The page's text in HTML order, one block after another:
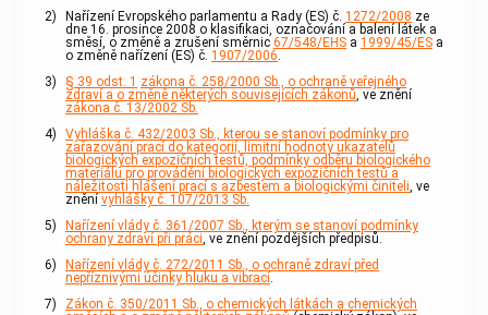
2)
Nařízení Evropského parlamentu a Rady (ES) č. 1272/2008 ze
dne 16. prosince 2008 o klasifikaci, označování a balení látek a
směsí, o změně a zrušení směrnic 67/548/EHS a 1999/45/ES a
o změně nařízení (ES) č. 1907/2006.
3)
§ 39 odst. 1 zákona č. 258/2000 Sb., o ochraně veřejného
zdraví a o změně některých souvisejících zákonů, ve znění
zákona č. 13/2002 Sb.
4)
Vyhláška č. 432/2003 Sb., kterou se stanoví podmínky pro
zařazování prací do kategorií, limitní hodnoty ukazatelů
biologických expozičních testů, podmínky odběru biologického
materiálu pro provádění biologických expozičních testů a
náležitosti hlášení prací s azbestem a biologickými činiteli, ve
znění vyhlášky č. 107/2013 Sb.
5)
Nařízení vlády č. 361/2007 Sb., kterým se stanoví podmínky
ochrany zdraví při práci, ve znění pozdějších předpisů.
6)
Nařízení vlády č. 272/2011 Sb., o ochraně zdraví před
nepříznivými účinky hluku a vibrací.
7)
Zákon č. 350/2011 Sb., o chemických látkách a chemických